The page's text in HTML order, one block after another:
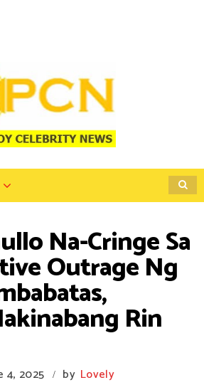
Na-Cringe Sa
Outrage Ng
Rin
4, 2025 / by Lovely